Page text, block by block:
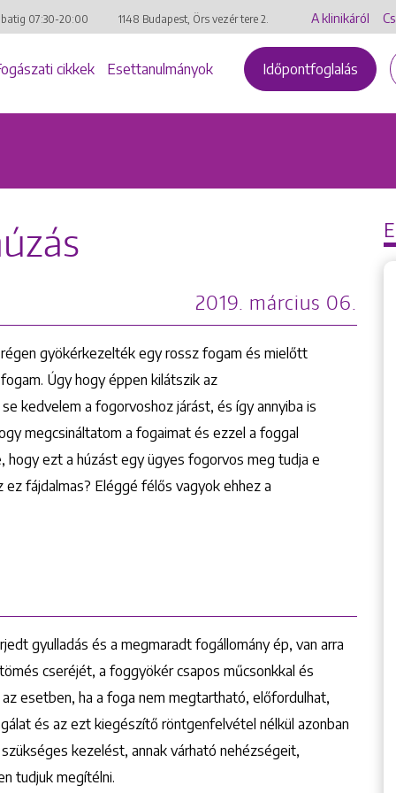
07:30-20:00 1148 Budapest, Örs vezér tere 2. A klinikáról
cikkek Esettanulmányok Időpontfoglalás
2019. március 06.
gyökérkezelték egy rossz fogam és mielőtt
Úgy hogy éppen kilátszik az
kedvelem a fogorvoshoz járást, és így annyiba is
megcsináltatom a fogaimat és ezzel a foggal
hogy ezt a húzást egy ügyes fogorvos meg tudja e
fájdalmas? Eléggé félős vagyok ehhez a
gyulladás és a megmaradt fogállomány ép, van arra
cseréjét, a foggyökér csapos műcsonkkal és
esetben, ha a foga nem megtartható, előfordulhat,
és az ezt kiegészítő röntgenfelvétel nélkül azonban
kezelést, annak várható nehézségeit,
tudjuk megítélni.